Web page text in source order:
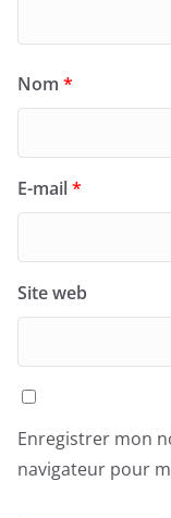
Nom *
E-mail*
Site web
Enregistrer mon
navigateur pour